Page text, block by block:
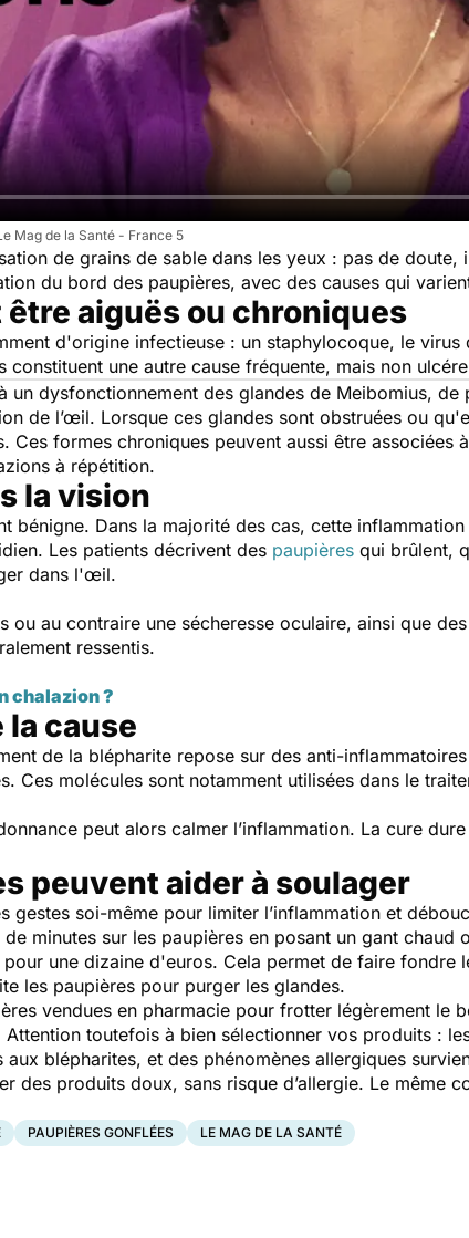
Mag de la Santé - France 5
de grains de sable dans les yeux : pas de doute,
du bord des paupières, avec des causes qui
aiguës ou chroniques
d'origine infectieuse : un staphylocoque, le
une autre cause fréquente, mais non
un dysfonctionnement des glandes de Meibomius, de
de l’œil. Lorsque ces glandes sont obstruées ou
Ces formes chroniques peuvent aussi être associées
à répétition.
la vision
bénigne. Dans la majorité des cas, cette inflammation
Les patients décrivent des paupières qui brûlent,
dans l'œil.
ou au contraire une sécheresse oculaire, ainsi que
ressentis.
chalazion ?
cause
de la blépharite repose sur des anti-
Ces molécules sont notamment utilisées dans le
peut alors calmer l’inflammation. La cure
peuvent aider à soulager
gestes soi-même pour limiter l’inflammation et
minutes sur les paupières en posant un gant chaud
une dizaine d'euros. Cela permet de faire fondre
les paupières pour purger les glandes.
vendues en pharmacie pour frotter légèrement le
Attention toutefois à bien sélectionner vos produits :
blépharites, et des phénomènes allergiques
des produits doux, sans risque d’allergie. Le même
PAUPIÈRES GONFLÉES LE MAG DE LA SANTÉ